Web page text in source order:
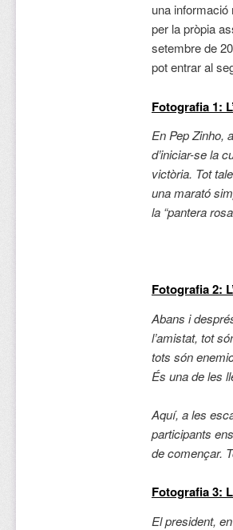
una
per la pròpia
setembre de
pot entrar al
Fotografia 1:
En Pep Zinho,
d’iniciar-se la
victòria. Tot
una marató
la “pantera
Fotografia 2:
Abans i
l’amistat, tot
tots són
És una de les
Aquí, a les
participants
de començar.
Fotografia 3:
El president,